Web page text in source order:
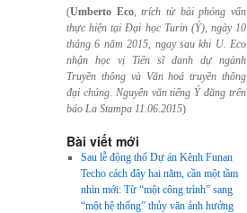
(Umberto Eco,trích từ bài phỏng vấn
thực hiện tại Đại học Turin (Ý), ngày 10
tháng 6 năm 2015, ngay sau khi U. Eco
nhận học vị Tiến sĩ danh dự ngành
Truyền thông và Văn hoá truyền thông
đại chúng. Nguyên văn tiếng Ý đăng trên
báo La Stampa 11.06.2015)
Bài viết mới
Sau lễ động thổ Dự án Kênh Funan
Techo cách đây hai năm, cần một tầm
nhìn mới: Từ “một công trình” sang
“một hệ thống” thủy văn ảnh hưởng